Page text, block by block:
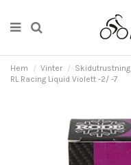
Hem Vinter Skidutrustning
RL Racing Liquid Violett -2/ -7